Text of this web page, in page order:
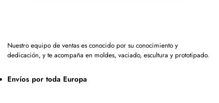
Nuestro equipo de ventas es conocido por su conocimiento y
dedicación, y te acompaña en moldes, vaciado, escultura y prototipado.
Envíos por toda Europa